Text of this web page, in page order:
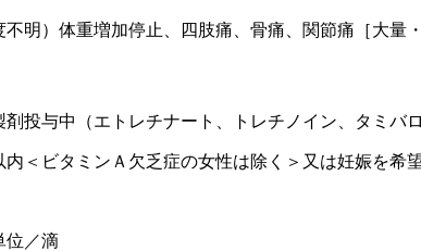
明）体重増加停止、四肢痛、骨痛、関節痛［大量
投与中（エトレチナート、トレチノイン、タミバ
＜ビタミンＡ欠乏症の女性は除く＞又は妊娠を希
位／滴